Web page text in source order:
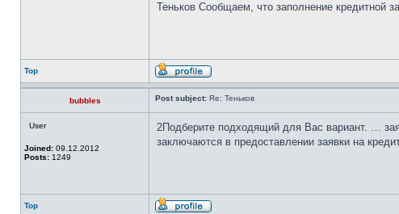
Теньков Сообщаем, что заполнение кредитной
Top
bubbles Post subject: Re: Теньков
User
Joined: 09.12.2012
Posts: 1249
2Подберите подходящий для Вас вариант. …
заключаются в предоставлении заявки на
Top